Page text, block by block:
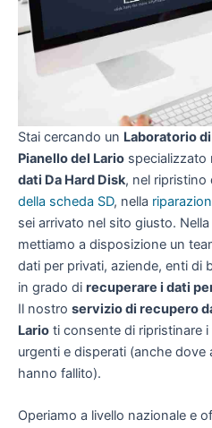
Stai cercando un Laboratorio
Pianello del Lario specializzato
dati Da Hard Disk, nel ripristino
della scheda SD, nella
sei arrivato nel sito giusto.
mettiamo a disposizione un
dati per privati, aziende, enti di
in grado di recuperare i dati
Il nostro servizio di recupero
Lario ti consente di ripristinare
urgenti e disperati (anche dove
hanno fallito).
Operiamo a livello nazionale e